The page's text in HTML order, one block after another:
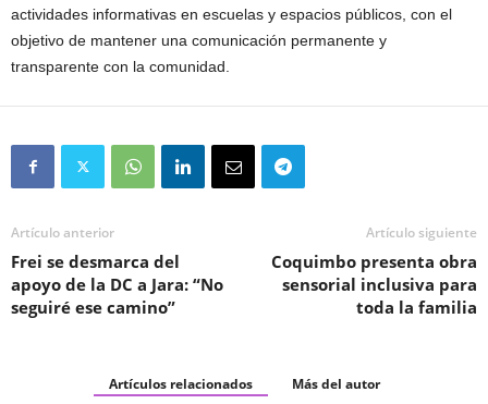
actividades informativas en escuelas y espacios públicos, con el
objetivo de mantener una comunicación permanente y
transparente con la comunidad.
Artículo anterior
Frei se desmarca del
apoyo de la DC a Jara: “No
seguiré ese camino”
Artículo siguiente
Coquimbo presenta obra
sensorial inclusiva para
toda la familia
Artículos relacionados Más del autor